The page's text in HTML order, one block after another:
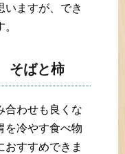
いますが、でき
そばと柿
合わせも良くな
を冷やす食べ物
おすすめできま